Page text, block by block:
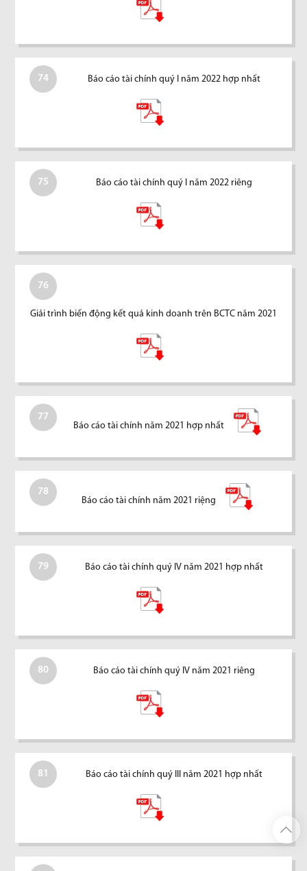
74 Báo cáo tài chính quý I năm 2022 hợp nhất
75 Báo cáo tài chính quý I năm 2022 riêng
76
Giải trình biến động kết quả kinh doanh trên BCTC năm 2021
77
Báo cáo tài chính năm 2021 hợp nhất
78
Báo cáo tài chính năm 2021 riệng
79 Báo cáo tài chính quý IV năm 2021 hợp nhất
80 Báo cáo tài chính quý IV năm 2021 riêng
81 Báo cáo tài chính quý III năm 2021 hợp nhất